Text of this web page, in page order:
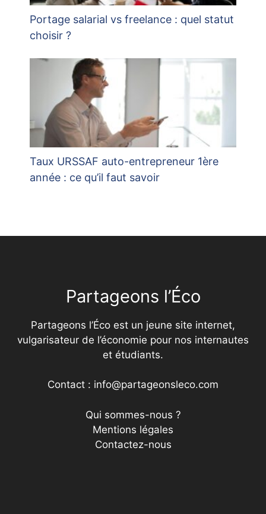
Portage salarial vs freelance : quel statut
choisir ?
Taux URSSAF auto-entrepreneur 1ère
année : ce qu’il faut savoir
Partageons l’Éco
Partageons l’Éco est un jeune site internet,
vulgarisateur de l’économie pour nos internautes
et étudiants.
Contact : info@partageonsleco.com
Qui sommes-nous ?
Mentions légales
Contactez-nous